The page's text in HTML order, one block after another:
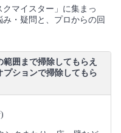
マイスター」に集まっ
・疑問と、プロからの回
範囲まで掃除してもらえ
プションで掃除してもら